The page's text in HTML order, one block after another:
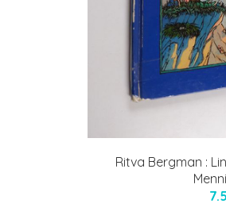
Ritva Bergman :